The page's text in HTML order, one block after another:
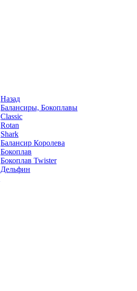
Назад
Балансиры, Бокоплавы
Classic
Rotan
Shark
Балансир Королева
Бокоплав
Бокоплав Twister
Дельфин